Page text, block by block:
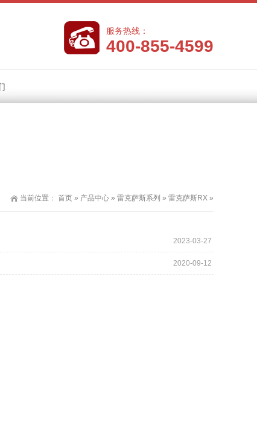
服务热线：
400-855-4599
当前位置： 首页 » 产品中心 » 雷克萨斯系列 » 雷克萨斯RX »
2023-03-27
2020-09-12